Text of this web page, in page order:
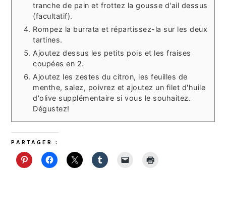
tranche de pain et frottez la gousse d'ail dessus
(facultatif).
Rompez la burrata et répartissez-la sur les deux
tartines.
Ajoutez dessus les petits pois et les fraises
coupées en 2.
Ajoutez les zestes du citron, les feuilles de
menthe, salez, poivrez et ajoutez un filet d'huile
d'olive supplémentaire si vous le souhaitez.
Dégustez!
PARTAGER :